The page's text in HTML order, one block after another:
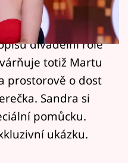
Vary
v oblíbené show na
ho, že jeho
divadelní role
totiž Martu
prostorově o dost
Sandra si
pomůcku.
ukázku.